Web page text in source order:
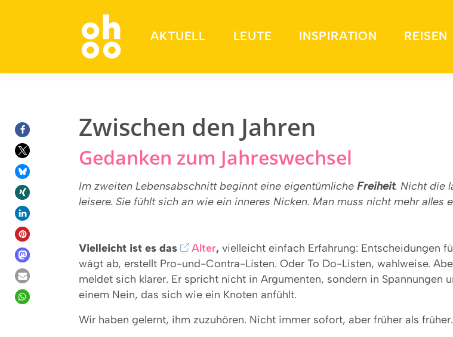
AKTUELL LEUTE INSPIRATION REISEN
Zwischen den Jahren
Gedanken zum Jahreswechsel
Im zweiten Lebensabschnitt beginnt eine eigentümliche Freiheit. Nicht die
leisere. Sie fühlt sich an wie ein inneres Nicken. Man muss nicht mehr alles
Vielleicht ist es das Alter, vielleicht einfach Erfahrung: Entscheidungen
wägt ab, erstellt Pro-und-Contra-Listen. Oder To Do-Listen, wahlweise.
meldet sich klarer. Er spricht nicht in Argumenten, sondern in Spannungen
einem Nein, das sich wie ein Knoten anfühlt.
Wir haben gelernt, ihm zuzuhören. Nicht immer sofort, aber früher als